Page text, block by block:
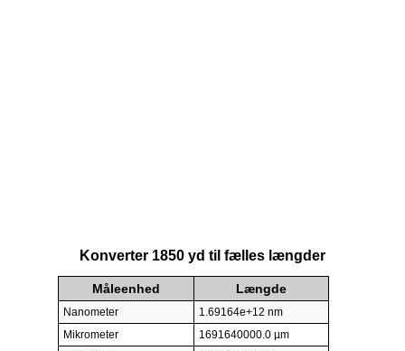
Konverter 1850 yd til fælles længder
Måleenhed Længde
Nanometer
1.69164e+12 nm
Mikrometer
1691640000.0 µm